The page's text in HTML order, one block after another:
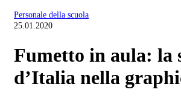
Personale della scuola
25.01.2020
Fumetto in aula: la
d’Italia nella